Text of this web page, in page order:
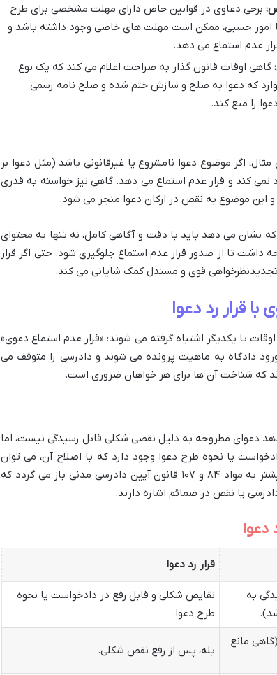
برخی دعاوی در قوانین خاص دارای مهلت مشخصی برای طرح
امور حسبی، ممکن است مهلت های خاصی وجود داشته باشد و
عدم استماع می دهد.
گاهی اوقات قانون گذار به صراحت اعلام می کند که یک نوع
که دعوا به صلح و سازش ختم شده و صلح نامه رسمی
را منع کند.
اگر موضوع دعوا نامشروع یا غیرقانونی باشد (مثل دعوا بر
نمی کند و قرار عدم استماع می دهد. گاهی نیز خواسته به قدری
این موضوع به نقص در ارکان دعوا منجر می شود.
نشان می دهد باید با دقت و آگاهی کامل، نه تنها به محتوای
داشت تا از صدور قرار عدم استماع جلوگیری شود. حتی اگر قرار
قوی و مستدل کمک شایانی می کند.
قرار رد دعوا
با یکدیگر اشتباه گرفته می شوند: «قرار عدم استماع دعوی»
ورود دادگاه به ماهیت پرونده می شوند و دادرسی را متوقف می
که شناخت آن ها برای هر خواهان ضروری است.
دعوای مطروحه به دلیل نقصی شکلی قابل رسیدگی نیست، اما
یا نحوه طرح دعوا وجود دارد که با اصلاح آن، می توان
مجدداً دعوا را مطرح کرد. مبنای قانونی قرار رد دعوا بیشتر به مواد ۸۴ و ۱۰۷ قانون آیین دادرسی مدنی باز می گردد که
یا نقص در ضمائم اشاره دارند.
دعوا
قرار رد دعوا
به
نقایص شکلی و قابل رفع در دادخواست یا نحوه
طرح دعوا.
مانع
بله، پس از رفع نقص شکلی.